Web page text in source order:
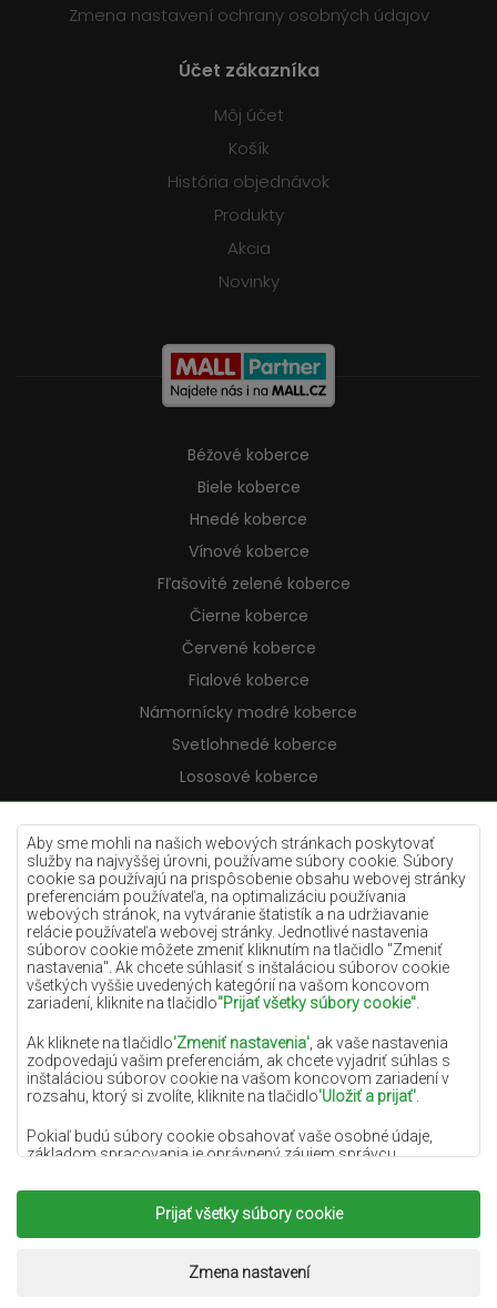
Aby sme mohli na našich webových stránkach poskytovať
služby na najvyššej úrovni, používame súbory cookie. Súbory
cookie sa používajú na prispôsobenie obsahu webovej stránky
preferenciám používateľa, na optimalizáciu používania
webových stránok, na vytváranie štatistík a na udržiavanie
relácie používateľa webovej stránky. Jednotlivé nastavenia
súborov cookie môžete zmeniť kliknutím na tlačidlo "Zmeniť
nastavenia". Ak chcete súhlasiť s inštaláciou súborov cookie
všetkých vyššie uvedených kategórií na vašom koncovom
zariadení, kliknite na tlačidlo"Prijať všetky súbory cookie"
Ak kliknete na tlačidlo'Zmeniť nastavenia' , ak vaše nastavenia
zodpovedajú vašim preferenciám, ak chcete vyjadriť súhlas s
inštaláciou súborov cookie na vašom koncovom zariadení v
rozsahu, ktorý si zvolíte, kliknite na tlačidlo'Uložiť a prijať'
Pokiaľ budú súbory cookie obsahovať vaše osobné údaje,
základom spracovania je oprávnený záujem správcu
podobe poskytovania vysokokvalitných služieb na našej
webovej stránke a marketingových aktivít správcu osobných
údajov a jeho dôveryhodných partnerov.
Viac informácií o súboroch cookie a spracovaní osobných
Prijať všetky súbory cookie
Zmena nastavení
Zmena nastavení ochrany osobných údajov
Účet zákazníka
Môj účet
Košík
História objednávok
Produkty
Akcia
Novinky
Béžové koberce
Biele koberce
Hnedé koberce
Vínové koberce
Fľašovité zelené koberce
Čierne koberce
Červené koberce
Fialové koberce
Námornícky modré koberce
Svetlohnedé koberce
Lososové koberce
Krémové koberce
Lilac koberce
Žlté koberce
Mätové koberce
Modré koberce
Oranžové koberce
Ružové koberce
Šedé koberce
Terakotové koberce
Zelené koberce
Zlaté koberce
Copyright 2022Koberce Chemex.Všetky práva
Realizácia:www.dimax.pl